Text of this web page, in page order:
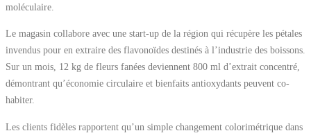
moléculaire.
Le magasin collabore avec une start-up de la région qui récupère les pétales
invendus pour en extraire des flavonoïdes destinés à l’industrie des boissons.
Sur un mois, 12 kg de fleurs fanées deviennent 800 ml d’extrait concentré,
démontrant qu’économie circulaire et bienfaits antioxydants peuvent co-
habiter.
Les clients fidèles rapportent qu’un simple changement colorimétrique dans